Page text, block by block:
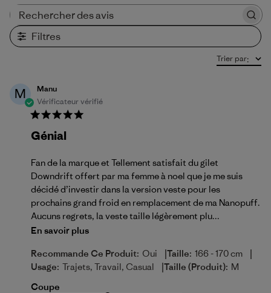
Filtres
Trier par:
M
Manu
Vérificateur vérifié
Génial
Fan de la marque et Tellement satisfait du gilet
Downdrift offert par ma femme à noel que je me suis
décidé d’investir dans la version veste pour les
prochains grand froid en remplacement de ma Nanopuff.
Aucuns regrets, la veste taille légèrement plu...
En savoir plus
Recommande Ce Produit: Oui |Taille: 166 - 170 cm |
Usage: Trajets, Travail, Casual |Taille (produit): M
Coupe